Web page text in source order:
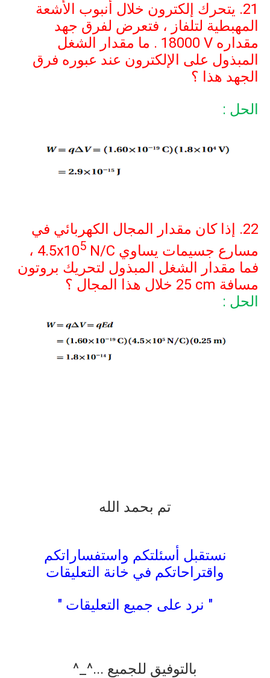
21. يتحرك إلكترون خلال أنبوب الأشعة
المهبطية لتلفاز ، فتعرض لفرق جهد
مقداره 18000 V . ما مقدار الشغل
المبذول على الإلكترون عند عبوره فرق
الجهد هذا ؟
الحل :
22. إذا كان مقدار المجال الكهربائي في
مسارع جسيمات يساوي
4.5x105 N/C
،
فما مقدار الشغل المبذول لتحريك بروتون
مسافة 25 cm خلال هذا المجال ؟
الحل :
تم بحمد الله
نستقبل أسئلتكم واستفساراتكم
واقتراحاتكم في خانة التعليقات
" نرد على جميع التعليقات "
بالتوفيق للجميع ...^_^